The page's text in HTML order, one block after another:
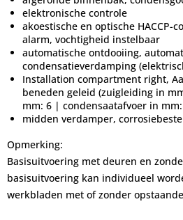
elektronische controle
akoestische en optische HACCP-
alarm, vochtigheid instelbaar
automatische ontdooiing,
condensatieverdamping
Installation compartment right,
beneden geleid (zuigleiding in
mm: 6 | condensaatafvoer in
midden verdamper,
Opmerking:
Basisuitvoering met deuren en
basisuitvoering kan individueel
werkbladen met of zonder